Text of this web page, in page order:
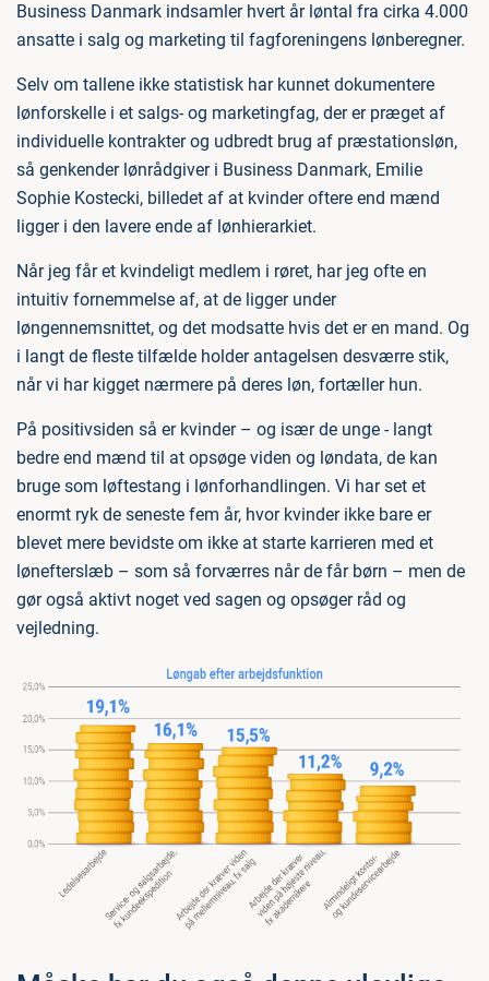
Business Danmark indsamler hvert år løntal fra cirka 4.000
ansatte i salg og marketing til fagforeningens lønberegner.
Selv om tallene ikke statistisk har kunnet dokumentere
lønforskelle i et salgs- og marketingfag, der er præget af
individuelle kontrakter og udbredt brug af præstationsløn,
så genkender lønrådgiver i Business Danmark, Emilie
Sophie Kostecki, billedet af at kvinder oftere end mænd
ligger i den lavere ende af lønhierarkiet.
Når jeg får et kvindeligt medlem i røret, har jeg ofte en
intuitiv fornemmelse af, at de ligger under
løngennemsnittet, og det modsatte hvis det er en mand. Og
i langt de fleste tilfælde holder antagelsen desværre stik,
når vi har kigget nærmere på deres løn, fortæller hun.
På positivsiden så er kvinder – og især de unge - langt
bedre end mænd til at opsøge viden og løndata, de kan
bruge som løftestang i lønforhandlingen. Vi har set et
enormt ryk de seneste fem år, hvor kvinder ikke bare er
blevet mere bevidste om ikke at starte karrieren med et
lønefterslæb – som så forværres når de får børn – men de
gør også aktivt noget ved sagen og opsøger råd og
vejledning.